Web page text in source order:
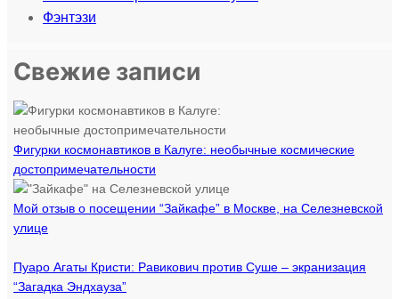
Фэнтэзи
Свежие записи
Фигурки космонавтиков в Калуге: необычные космические
достопримечательности
Мой отзыв о посещении “Зайкафе” в Москве, на Селезневской
улице
Пуаро Агаты Кристи: Равикович против Суше – экранизация
“Загадка Эндхауза”